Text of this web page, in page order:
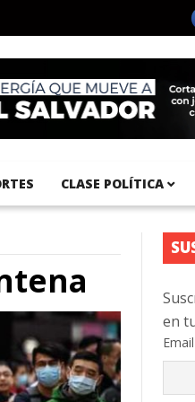
Aeropuerto Internacional del
CLASE POLÍTICA
en
Email